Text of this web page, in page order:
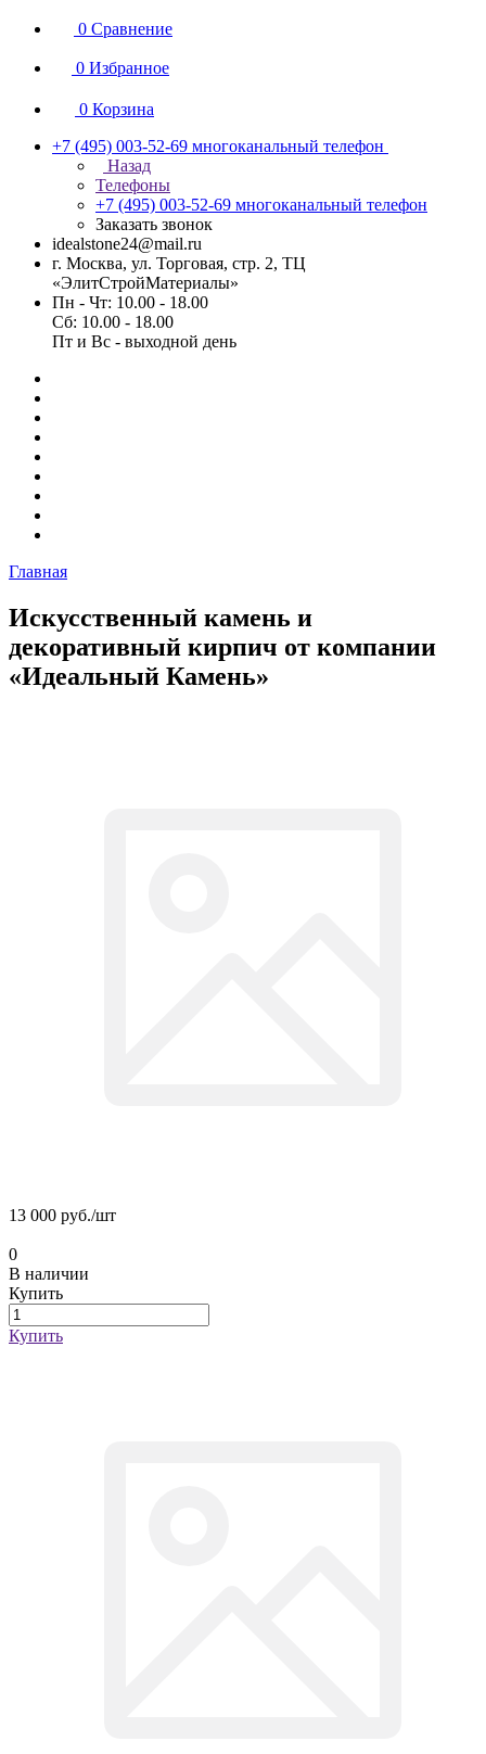
0 Сравнение
0 Избранное
0 Корзина
+7 (495) 003-52-69 многоканальный телефон
Назад
Телефоны
+7 (495) 003-52-69 многоканальный телефон
Заказать звонок
idealstone24@mail.ru
г. Москва, ул. Торговая, стр. 2, ТЦ
«ЭлитСтройМатериалы»
Пн - Чт: 10.00 - 18.00
Сб: 10.00 - 18.00
Пт и Вс - выходной день
Главная
Искусственный камень и
декоративный кирпич от компании
«Идеальный Камень»
13 000 руб./шт
0
В наличии
Купить
Купить